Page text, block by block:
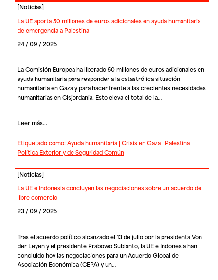
[Noticias]
La UE aporta 50 millones de euros adicionales en ayuda humanitaria
de emergencia a Palestina
24 / 09 / 2025
La Comisión Europea ha liberado 50 millones de euros adicionales en
ayuda humanitaria para responder a la catastrófica situación
humanitaria en Gaza y para hacer frente a las crecientes necesidades
humanitarias en Cisjordania. Esto eleva el total de la…
Leer más...
Etiquetado como:Ayuda humanitaria| Crisis en Gaza| Palestina|
Política Exterior y de Seguridad Común
[Noticias]
La UE e Indonesia concluyen las negociaciones sobre un acuerdo de
libre comercio
23 / 09 / 2025
Tras el acuerdo político alcanzado el 13 de julio por la presidenta Von
der Leyen y el presidente Prabowo Subianto, la UE e Indonesia han
concluido hoy las negociaciones para un Acuerdo Global de
Asociación Económica (CEPA) y un…